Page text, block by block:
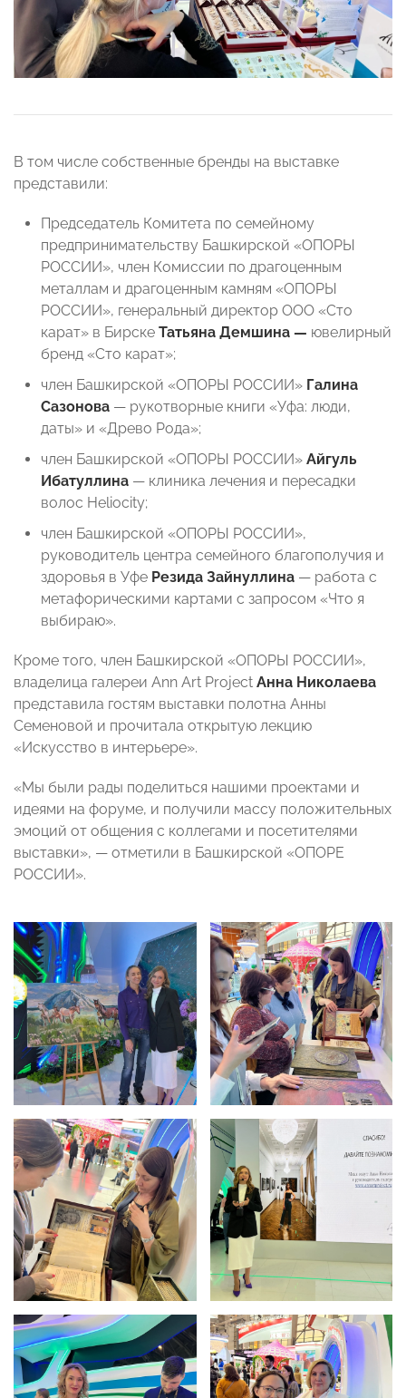
В том числе собственные бренды на выставке
представили:
Председатель Комитета по семейному
предпринимательству Башкирской «ОПОРЫ
РОССИИ», член Комиссии по драгоценным
металлам и драгоценным камням «ОПОРЫ
РОССИИ», генеральный директор ООО «Сто
карат» в Бирске Татьяна Демшина — ювелирный
бренд «Сто карат»;
член Башкирской «ОПОРЫ РОССИИ» Галина
Сазонова — рукотворные книги «Уфа: люди,
даты» и «Древо Рода»;
член Башкирской «ОПОРЫ РОССИИ» Айгуль
Ибатуллина — клиника лечения и пересадки
волос Heliocity;
член Башкирской «ОПОРЫ РОССИИ»,
руководитель центра семейного благополучия и
здоровья в Уфе Резида Зайнуллина — работа с
метафорическими картами с запросом «Что я
выбираю».
Кроме того, член Башкирской «ОПОРЫ РОССИИ»,
владелица галереи Ann Art Project Анна Николаева
представила гостям выставки полотна Анны
Семеновой и прочитала открытую лекцию
«Искусство в интерьере».
«Мы были рады поделиться нашими проектами и
идеями на форуме, и получили массу положительных
эмоций от общения с коллегами и посетителями
выставки», — отметили в Башкирской «ОПОРЕ
РОССИИ».